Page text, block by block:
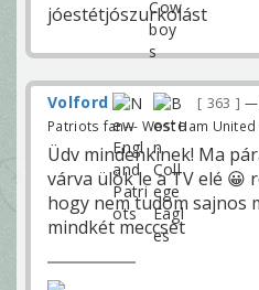
jóestétjószurkolást
Volford 363
—
Patriots fan--- West Ham
Üdv mindenkinek! Ma
várva ülök le a TV elé 😀
hogy nem tudom sajnos
mindkét meccset